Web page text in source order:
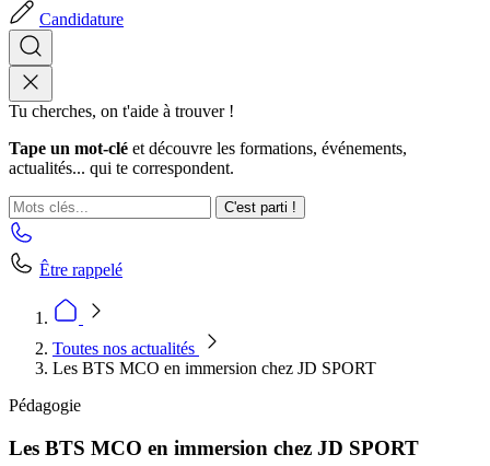
Candidature
Tu cherches, on t'aide à trouver !
Tape un mot-clé et découvre les formations, événements,
actualités... qui te correspondent.
C'est parti !
Être rappelé
Toutes nos actualités
Les BTS MCO en immersion chez JD SPORT
Pédagogie
Les BTS MCO en immersion chez JD SPORT